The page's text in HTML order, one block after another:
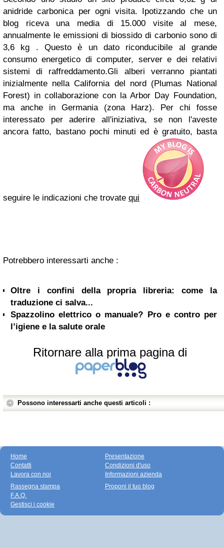
anidride carbonica per ogni visita. Ipotizzando che un
blog riceva una media di 15.000 visite al mese,
annualmente le emissioni di biossido di carbonio sono di
3,6 kg . Questo è un dato riconducibile al grande
consumo energetico di computer, server e dei relativi
sistemi di raffreddamento.Gli alberi verranno piantati
inizialmente nella California del nord (Plumas National
Forest) in collaborazione con la Arbor Day Foundation,
ma anche in Germania (zona Harz). Per chi fosse
interessato per aderire all'iniziativa, se non l'aveste
ancora fatto, bastano pochi minuti ed è gratuito, basta
seguire le indicazioni che trovate qui
Potrebbero interessarti anche :
Oltre i confini della propria libreria: come la
traduzione ci salva...
Spazzolino elettrico o manuale? Pro e contro per
l’igiene e la salute orale
Ritornare alla prima pagina di
Possono interessarti anche questi articoli :
Home
Contatti
Lavora con noi
Presentazione
Condizioni d'uso
Informazioni azienda
Rassegna stampa
F.A.Q.
Gestisci i cookie
Proponi il tuo blog